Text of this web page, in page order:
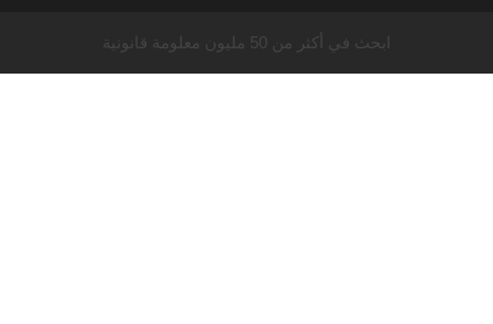
ابحث في أكثر من 50 مليون معلومة قانونية